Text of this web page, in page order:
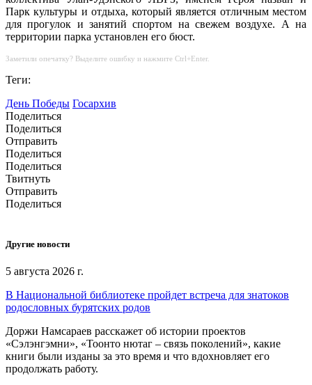
Парк культуры и отдыха, который является отличным местом
для прогулок и занятий спортом на свежем воздухе. А на
территории парка установлен его бюст.
Заметили опечатку? Выделите ошибку и нажмите Ctrl+Enter.
Теги:
День Победы Госархив
Поделиться
Поделиться
Отправить
Поделиться
Поделиться
Твитнуть
Отправить
Поделиться
Другие новости
5 августа 2026 г.
В Национальной библиотеке пройдет встреча для знатоков
родословных бурятских родов
Доржи Намсараев расскажет об истории проектов
«Сэлэнгэмни», «Тоонто нютаг – связь поколений», какие
книги были изданы за это время и что вдохновляет его
продолжать работу.